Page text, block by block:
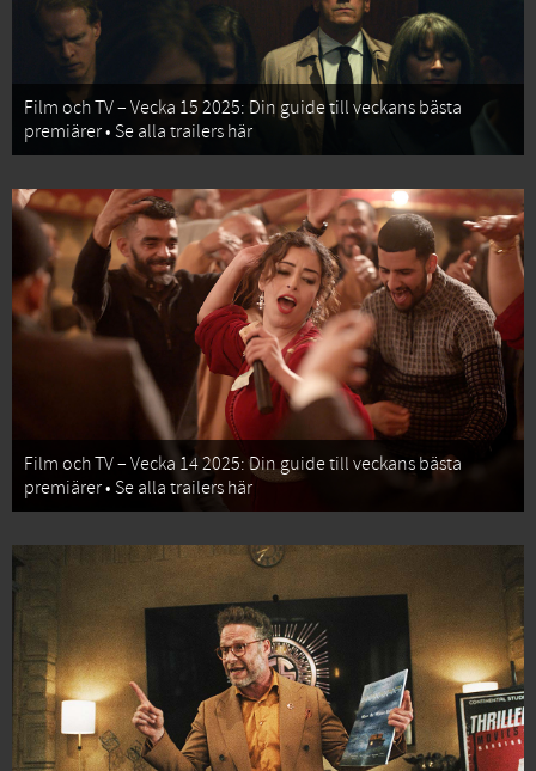
Film och TV – Vecka 15 2025: Din guide till veckans bästa
premiärer • Se alla trailers här
Film och TV – Vecka 14 2025: Din guide till veckans bästa
premiärer • Se alla trailers här